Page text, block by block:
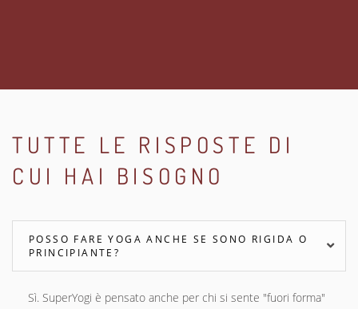
TUTTE LE RISPOSTE DI
CUI HAI BISOGNO
POSSO FARE YOGA ANCHE SE SONO RIGIDA O
PRINCIPIANTE?
Sì. SuperYogi è pensato anche per chi si sente "fuori forma"